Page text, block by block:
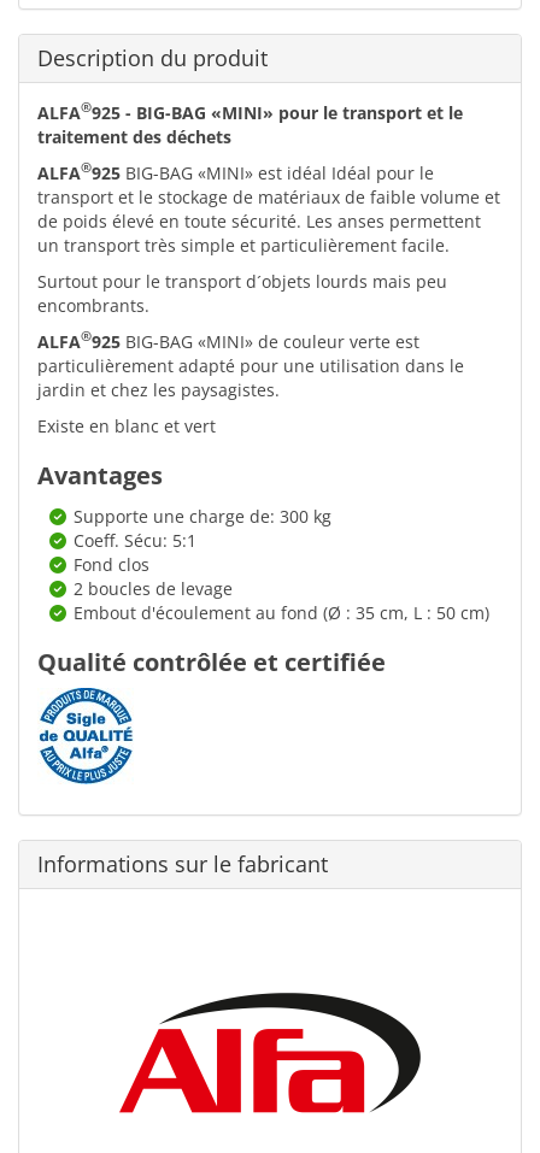
Description du produit
ALFA®925 - BIG-BAG «MINI» pour le transport et le
traitement des déchets
ALFA®925 BIG-BAG «MINI» est idéal Idéal pour le
transport et le stockage de matériaux de faible volume et
de poids élevé en toute sécurité. Les anses permettent
un transport très simple et particulièrement facile.
Surtout pour le transport d´objets lourds mais peu
encombrants.
ALFA®925 BIG-BAG «MINI» de couleur verte est
particulièrement adapté pour une utilisation dans le
jardin et chez les paysagistes.
Existe en blanc et vert
Avantages
Supporte une charge de: 300 kg
Coeff. Sécu: 5:1
Fond clos
2 boucles de levage
Embout d'écoulement au fond (Ø : 35 cm, L : 50 cm)
Qualité contrôlée et certifiée
Informations sur le fabricant